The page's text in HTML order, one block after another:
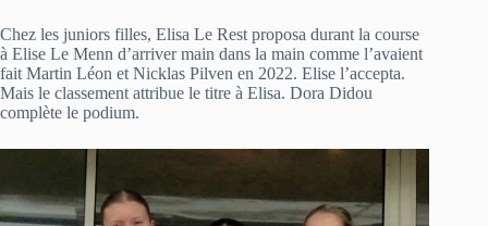
Chez les juniors filles, Elisa Le Rest proposa durant la course
à Elise Le Menn d’arriver main dans la main comme l’avaient
fait Martin Léon et Nicklas Pilven en 2022. Elise l’accepta.
Mais le classement attribue le titre à Elisa. Dora Didou
complète le podium.